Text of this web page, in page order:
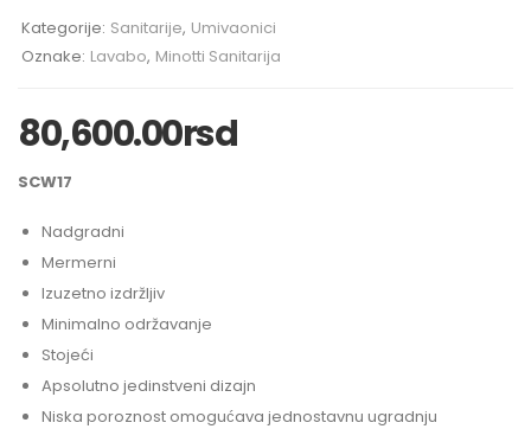
Kategorije: Sanitarije, Umivaonici
Oznake: Lavabo, Minotti Sanitarija
80,600.00rsd
SCW17
Nadgradni
Mermerni
Izuzetno izdržljiv
Minimalno održavanje
Stojeći
Apsolutno jedinstveni dizajn
Niska poroznost omogućava jednostavnu ugradnju